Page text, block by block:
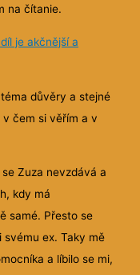
na čítanie.
je akčnější a
důvěry a stejné
čem si věřím a v
Zuza nevzdává a
kdy má
samé. Přesto se
svému ex. Taky mě
a líbilo se mi,